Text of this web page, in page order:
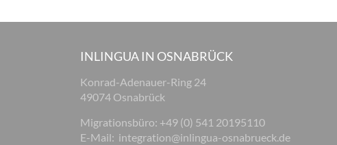
INLINGUA IN OSNABRÜCK
Konrad-Adenauer-Ring 24
49074 Osnabrück
Migrationsbüro: +49 (0) 541 20195110
E-Mail: integration@inlingua-osnabrueck.de